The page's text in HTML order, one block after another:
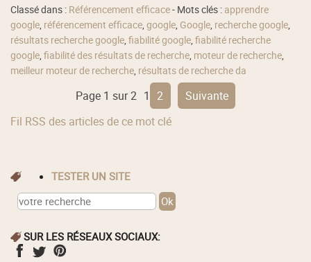
Classé dans : Référencement efficace- Mots clés : apprendre
google, référencement efficace,google, Google, recherche google,
résultats recherche google,fiabilité google,fiabilité recherche
google,fiabilité des résultats de recherche, moteur de recherche,
meilleur moteur de recherche, résultats de recherche da
Page 1 sur 2 1 2
suivante
Fil RSS des articles de ce mot clé
TESTER UN SITE
SUR LES RÉSEAUX SOCIAUX: